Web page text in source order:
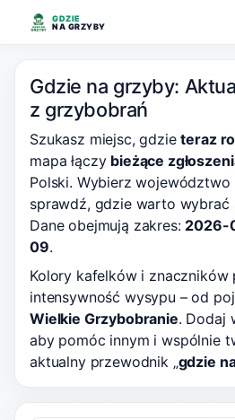
GDZIE
NA GRZYBY
Gdzie na grzyby:
z grzybobrań
Szukasz miejsc, gdzieteraz
mapa łączy bieżące
Polski. Wybierz
sprawdź, gdzie warto wybrać
Dane obejmują zakres: 2026-
09.
Kolory kafelków i znaczników
intensywność wysypu – od
Wielkie Grzybobranie. Dodaj
aby pomóc innym i wspólnie
aktualny przewodnik „gdzie